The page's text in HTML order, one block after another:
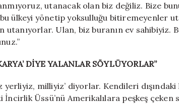
utanacak olan biz değiliz. Bize
bu ülkeyi yönetip yoksulluğu bitiremeyenler
utanıyorlar. Ulan, biz buranın ev sahibiyiz.
DİYE YALANLAR SÖYLÜYORLAR”
yerliyiz, milliyiz’ diyorlar. Kendileri
Üssü’nü Amerikalılara peşkeş